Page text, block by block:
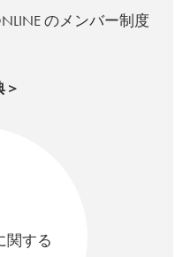
のメンバー制度
＞
関する